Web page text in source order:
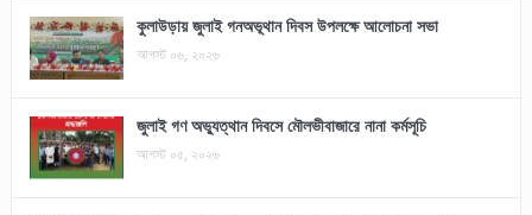
কুলাউড়ায় জুলাই গনঅভূথান দিবস উপলক্ষে আলোচনা সভা
আগস্ট ০৬, ২০২৬
জুলাই গণ অভ্যুত্থান দিবসে মৌলভীবাজারে নানা কর্মসূচি
আগস্ট ০৫, ২০২৬